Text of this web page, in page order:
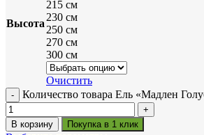
Высота
215 см
230 см
250 см
270 см
300 см
Очистить
Количество товара Ель «Мадлен
В корзину Покупка в 1 клик